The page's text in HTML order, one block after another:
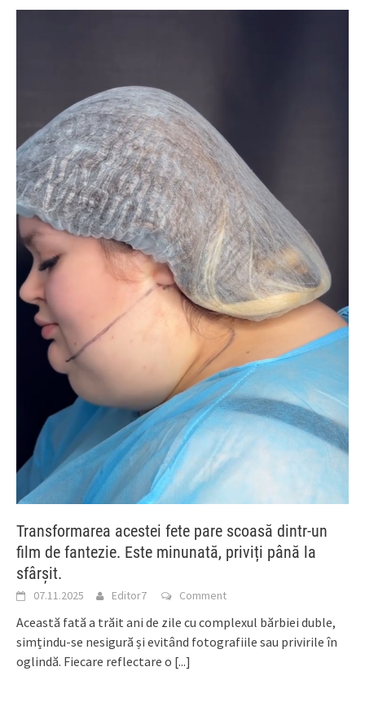
Transformarea acestei fete pare scoasă dintr-un
film de fantezie. Este minunată, priviți până la
sfârșit.
07.11.2025 Editor7 Comment
Această fată a trăit ani de zile cu complexul bărbiei duble,
simțindu-se nesigură și evitând fotografiile sau privirile în
oglindă. Fiecare reflectare o [...]